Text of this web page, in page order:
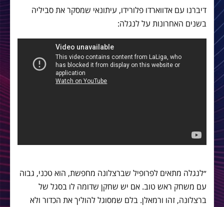
דיברנו עם אדווארדו פלורידו, עיתונאי שמסקר את סביליה
בשנים האחרונות על לנגלה:
״לנגלה מתאים לפרופיל שברצלונה מחפשת, הוא טכני, גבוה
עם משחק ראש טוב. אם יש שחקן שדומה לו בסגל של
ברצלונה, זהו ורמאלן. בלם שמסוגל להוליך את הכדור ולא